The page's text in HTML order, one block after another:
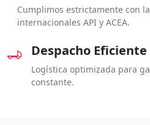
Cumplimos estrictamente con
internacionales API y ACEA.
Despacho Eficiente
Logística optimizada para
constante.